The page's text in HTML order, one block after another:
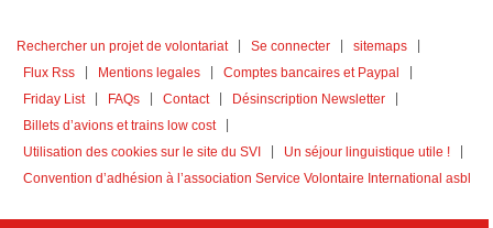
Rechercher un projet de volontariat Se connecter
sitemaps
Flux Rss
Mentions legales
Comptes bancaires et Paypal
Friday List
FAQs Contact
Désinscription Newsletter
Billets d’avions et trains low cost
Utilisation des cookies sur le site du SVI
Un séjour linguistique utile !
Convention d’adhésion à l’association Service Volontaire International asbl